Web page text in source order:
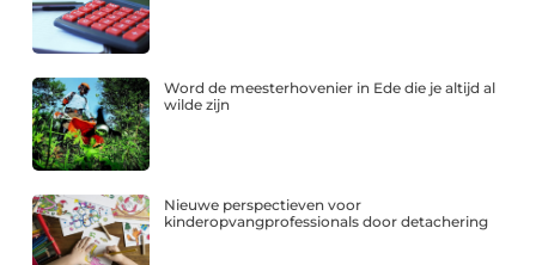
Word de meesterhovenier in Ede die je altijd al
wilde zijn
Nieuwe perspectieven voor
kinderopvangprofessionals door detachering